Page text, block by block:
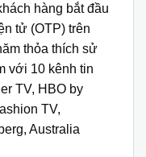
hàng bắt đầu
tử (OTP) trên
thỏa thích sử
với 10 kênh tin
TV, HBO by
TV,
Australia